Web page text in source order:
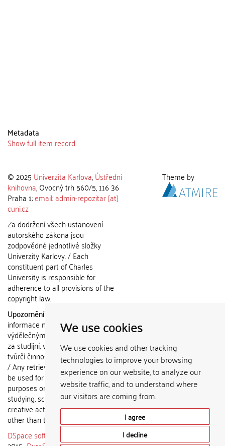
We use cookies
We use cookies and other tracking
technologies to improve your browsing
experience on our website, to analyze our
website traffic, and to understand where
our visitors are coming from.
I agree
I decline
Metadata
Show full item record
© 2025 Univerzita Karlova,Ústřední
knihovna, Ovocný trh 560/5, 116 36
Praha 1;email: admin-repozitar [at]
cuni.cz
Za dodržení všech ustanovení
autorského zákona jsou
zodpovědné jednotlivé složky
Univerzity Karlovy. / Each
constituent part of Charles
University is responsible for
adherence to all provisions of the
copyright law.
Upozornění / Notice:
informace nemohou být použity k
výdělečným účelům nebo vydávány
za studijní, vědeckou nebo jinou
tvůrčí činnost jiné osoby než autora.
/ Any retrieved information shall not
be used for any commercial
purposes or claimed as results of
studying, scientific or any other
creative activities of any person
other than the author.
DSpace software
Theme by